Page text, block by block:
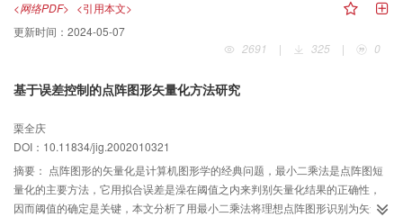
算法能够在三角曲面上提取出令人满意的特征线 ,并据此重构出拓扑划分合理的
B样条曲面.
<网络PDF> <引用本文>
更新时间： 2024-05-07
2691
| 325 | 0
基于误差控制的点阵图形矢量化方法研究
栗全庆
DOI：10.11834/jig.2002010321
摘要： 点阵图形的矢量化是计算机图形学的经典问题，最小二乘法是点阵图短
量化的主要方法，它用拟合误差是澡在阈值之内来判别矢量化结果的正确性，
因而阈值的确定是关键，本文分析了用最小二乘法将理想点阵图形识别为矢量